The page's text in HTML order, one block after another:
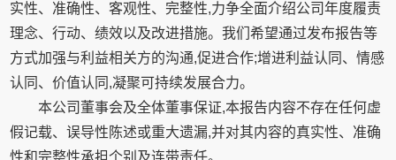
实性、准确性、客观性、完整性,力争全面介绍公司年度履责
理念、行动、绩效以及改进措施。我们希望通过发布报告等
方式加强与利益相关方的沟通,促进合作;增进利益认同、情感
认同、价值认同,凝聚可持续发展合力。
本公司董事会及全体董事保证,本报告内容不存在任何虚
假记载、误导性陈述或重大遗漏,并对其内容的真实性、准确
性和完整性承担个别及连带责任。